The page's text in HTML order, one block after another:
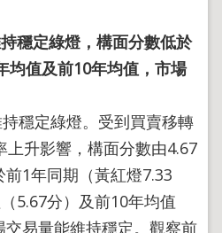
穩定綠燈，構面分數低於
均值及前10年均值，市場
穩定綠燈。受到買賣移轉
上升影響，構面分數由4.67
1年同期（黃紅燈7.33
5.67分）及前10年均值
交易量能維持穩定。觀察前